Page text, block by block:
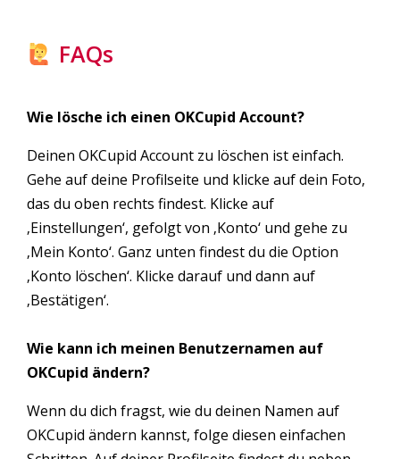
FAQs
Wie lösche ich einen OKCupid Account?
Deinen OKCupid Account zu löschen ist einfach.
Gehe auf deine Profilseite und klicke auf dein Foto,
das du oben rechts findest. Klicke auf
‚Einstellungen‘, gefolgt von ‚Konto‘ und gehe zu
‚Mein Konto‘. Ganz unten findest du die Option
‚Konto löschen‘. Klicke darauf und dann auf
‚Bestätigen‘.
Wie kann ich meinen Benutzernamen auf
OKCupid ändern?
Wenn du dich fragst, wie du deinen Namen auf
OKCupid ändern kannst, folge diesen einfachen